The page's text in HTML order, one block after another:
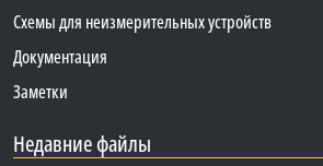
Схемы для неизмерительных устройств
Документация
Заметки
Недавние файлы